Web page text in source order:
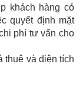
khách hàng có
quyết định mặt
phí tư vấn cho
thuê và diện tích